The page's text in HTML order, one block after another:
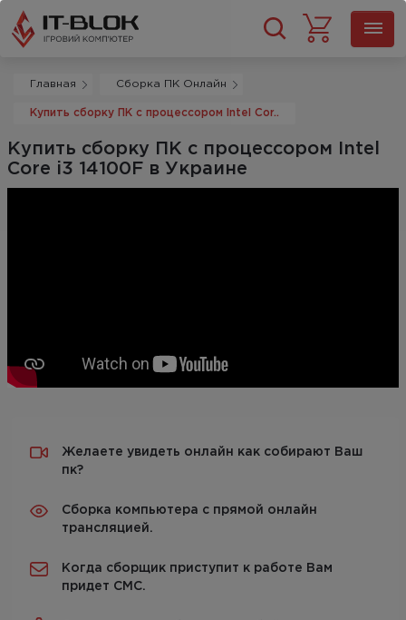
Главная Сборка ПК Онлайн
Купить сборку ПК с процессором Intel Cor..
Купить сборку ПК с процессором Intel
Core i3 14100F в Украине
Желаете увидеть онлайн как собирают Ваш
пк?
Сборка компьютера с прямой онлайн
трансляцией.
Когда сборщик приступит к работе Вам
придет СМС.